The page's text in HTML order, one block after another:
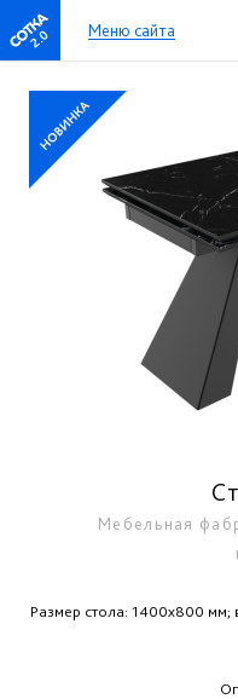
2.0 Меню сайта
Мебельная
Размер стола: 1400х800 мм;